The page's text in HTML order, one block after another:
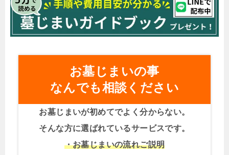
お墓じまいの事
なんでも相談ください
お墓じまいが初めてでよく分からない。
そんな方に選ばれているサービスです。
・お墓じまいの流れご説明